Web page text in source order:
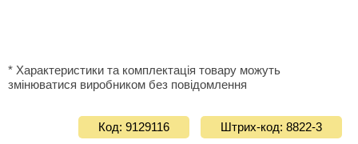
* Характеристики та комплектація товару можуть
змінюватися виробником без повідомлення
Код: 9129116 Штрих-код: 8822-3